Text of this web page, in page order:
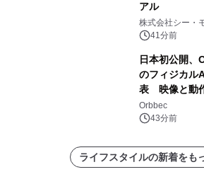
アル
株式会社シー・
41分前
日本初公開、
のフィジカル
表 映像と動
期、約200グ
JP 2026で実演
Orbbec
43分前
ライフスタイルの新着をも